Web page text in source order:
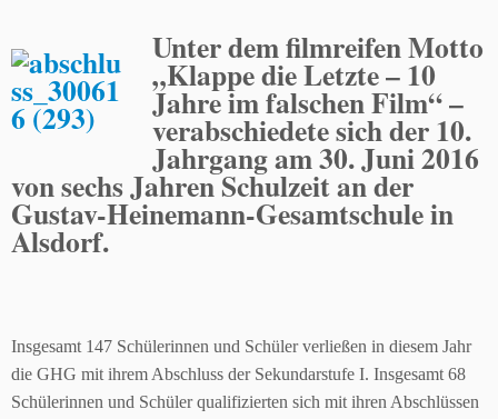
Unter dem filmreifen Motto
„Klappe die Letzte – 10
Jahre im falschen Film“ –
verabschiedete sich der 10.
Jahrgang am 30. Juni 2016
von sechs Jahren Schulzeit an der
Gustav-Heinemann-Gesamtschule in
Alsdorf.
Insgesamt 147 Schülerinnen und Schüler verließen in diesem Jahr
die GHG mit ihrem Abschluss der Sekundarstufe I. Insgesamt 68
Schülerinnen und Schüler qualifizierten sich mit ihren Abschlüssen